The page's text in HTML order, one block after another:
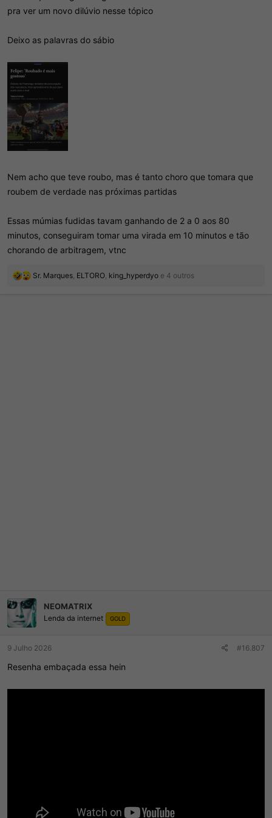
pra ver um novo dilúvio nesse tópico
Deixo as palavras do sábio
Nem acho que teve roubo, mas é tanto choro que tomara que
roubem de verdade nas próximas partidas
Essas múmias fudidas tavam ganhando de 2 a 0 aos 80
minutos, conseguiram tomar uma virada em 10 minutos e tão
chorando de arbitragem, vtnc
R
Sr. Marques, ELTORO, king_hyperdyo e 4 outros
NEOMATRIX
Lenda da internet GOLD
9 Julho 2026 #16.807
Resenha embaçada essa hein